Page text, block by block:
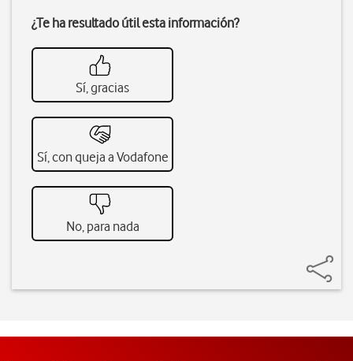
¿Te ha resultado útil esta información?
Sí, gracias
Sí, con queja a Vodafone
No, para nada